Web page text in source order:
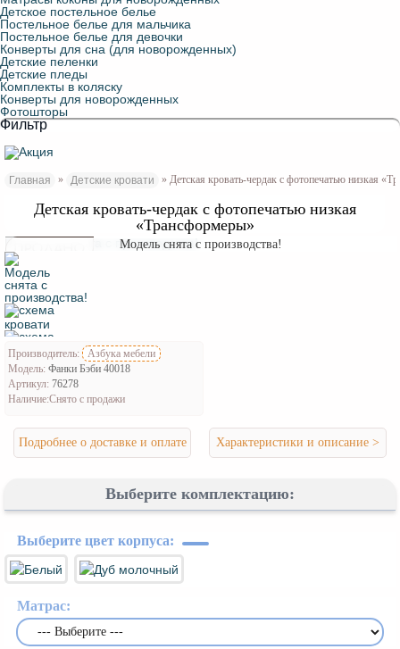
Детское постельное белье
Постельное белье для мальчика
Постельное белье для девочки
Конверты для сна (для новорожденных)
Детские пеленки
Детские пледы
Комплекты в коляску
Конверты для новорожденных
Фотошторы
Фильтр
Главная » Детские кровати » Детская кровать-чердак с фотопечатью низкая
Детская кровать-чердак с фотопечатью низкая
«Трансформеры»
Модель снята с производства!
Производитель:
Азбука мебели
Модель: Фанки Бэби 40018
Артикул: 76278
Наличие:Снято с продажи
Подробнее о доставке и оплате Характеристики и описание >
Выберите комплектацию:
Выберите цвет корпуса:
Матрас: